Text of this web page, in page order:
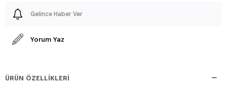
Gelince Haber Ver
Yorum Yaz
ÜRÜN ÖZELLIKLERI